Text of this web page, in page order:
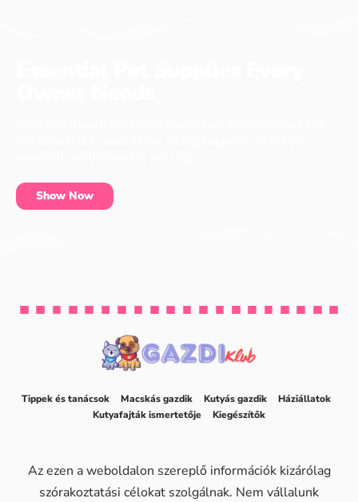
Show Now
Tippek és tanácsok Macskás gazdik Kutyás gazdik
Háziállatok
Kutyafajták ismertetője
Kiegészítők
Az ezen a weboldalon szereplő információk kizárólag
szórakoztatási célokat szolgálnak. Nem vállalunk